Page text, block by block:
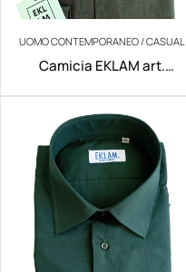
UOMO CONTEMPORANEO / CASUAL
Camicia EKLAM art.